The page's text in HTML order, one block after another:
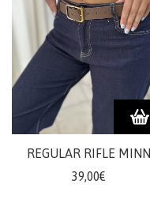
REGULAR RIFLE MINN
39,00€